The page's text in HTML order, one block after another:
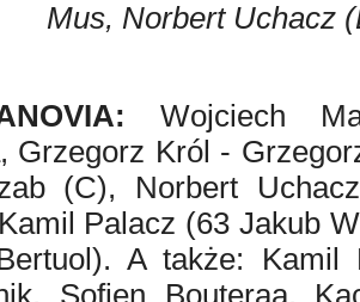
Mus, Norbert Uchacz
Wojciech
Grzegorz Król -
(C), Norbert
Palacz (63 Jakub
A także: Kamil
Sofien Bouteraa,